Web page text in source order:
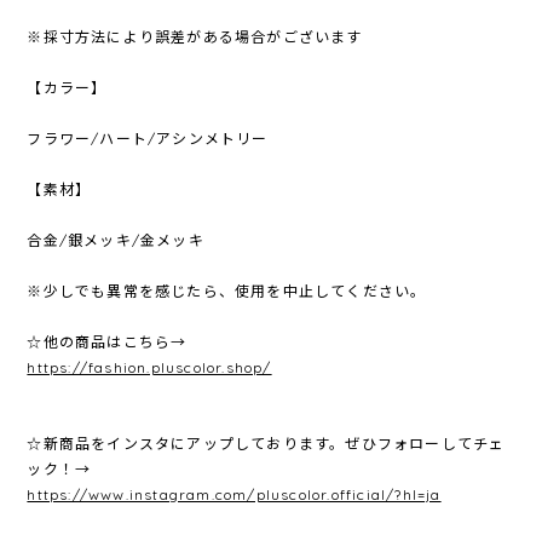
※採寸方法により誤差がある場合がございます
【カラー】
フラワー/ハート/アシンメトリー
【素材】
合金/銀メッキ/金メッキ
※少しでも異常を感じたら、使用を中止してください。
☆他の商品はこちら→
https://fashion.pluscolor.shop/
☆新商品をインスタにアップしております。ぜひフォローしてチェ
ック！→
https://www.instagram.com/pluscolor.official/?hl=ja